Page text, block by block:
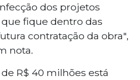
dos projetos
fique dentro das
contratação da obra",
nota.
R$ 40 milhões está